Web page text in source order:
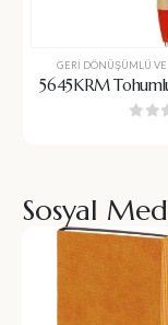
GERI DÖNÜŞÜMLÜ
5645KRM
Sosyal